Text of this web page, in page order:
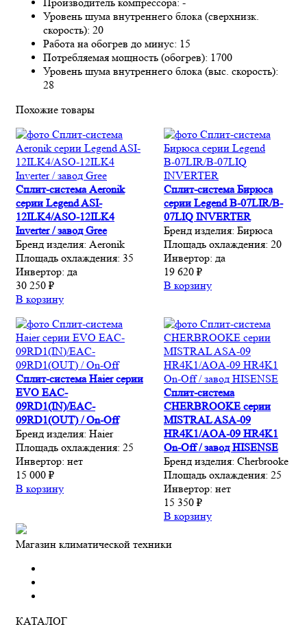
Уровень шума внутреннего блока (сверхнизк.
скорость): 20
Работа на обогрев до минус: 15
Потребляемая мощность (обогрев): 1700
Уровень шума внутреннего блока (выс. скорость):
28
Похожие товары
Сплит-система Aeronik
серии Legend ASI-
12ILK4/ASO-12ILK4
Inverter / завод Gree
Бренд изделия: Aeronik
Площадь охлаждения: 35
Инвертор: да
30 250 ₽
В корзину
Сплит-система Бирюса
серии Legend В-07LIR/B-
07LIQ INVERTER
Бренд изделия: Бирюса
Площадь охлаждения: 20
Инвертор: да
19 620 ₽
В корзину
Сплит-система Haier серии
EVO EAC-
09RD1(IN)/EAC-
09RD1(OUT) / On-Off
Бренд изделия: Haier
Площадь охлаждения: 25
Инвертор: нет
15 000 ₽
В корзину
Сплит-система
CHERBROOKE серии
MISTRAL ASA-09
HR4K1/AOA-09 HR4K1
On-Off / завод HISENSE
Бренд изделия: Cherbrooke
Площадь охлаждения: 25
Инвертор: нет
15 350 ₽
В корзину
Магазин климатической техники
КАТАЛОГ